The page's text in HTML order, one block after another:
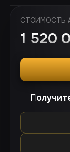
СТОИМОСТЬ
1 520